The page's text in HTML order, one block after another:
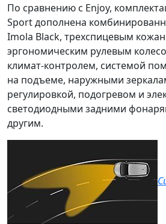
По сравнению с Enjoy,
Sportдополнена
Imola Black, трехспицевым
эргономическим рулевым
климат-контролем, системой
на подъеме, наружными
регулировкой, подогревом и
светодиодными задними
другим.